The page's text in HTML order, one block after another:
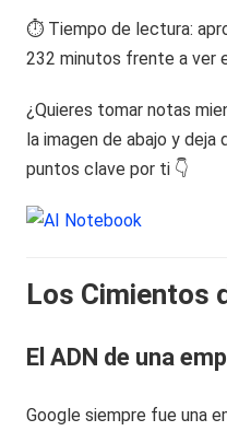
⏱️ Tiempo de lectura:
232 minutos frente a ver
¿Quieres tomar notas
la imagen de abajo y
puntos clave por ti 👇
Los Cimientos
El ADN de una
Google siempre fue una